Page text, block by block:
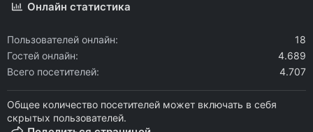
Онлайн статистика
Пользователей онлайн
18
Гостей онлайн
4.689
Всего посетителей
4.707
Общее количество посетителей может включать в себя
скрытых пользователей.